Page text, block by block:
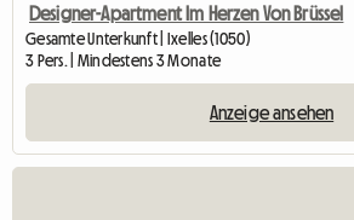
Designer-Apartment Im Herzen Von Brüssel
Gesamte Unterkunft | Ixelles (1050)
3 Pers. | Mindestens 3 Monate
Anzeige ansehen